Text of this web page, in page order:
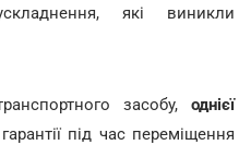
які виникли
засобу, однієї
під час переміщення